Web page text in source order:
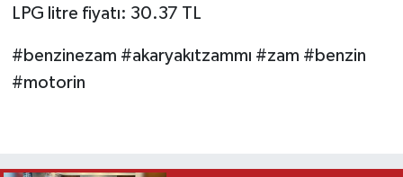
LPG litre fiyatı: 30.37 TL
#benzinezam #akaryakıtzammı #zam #benzin
#motorin